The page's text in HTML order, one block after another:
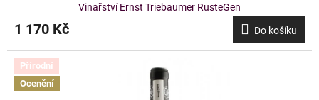
Vinařství Ernst Triebaumer RusteGen
1 170 Kč Do košíku
Přírodní
Ocenění